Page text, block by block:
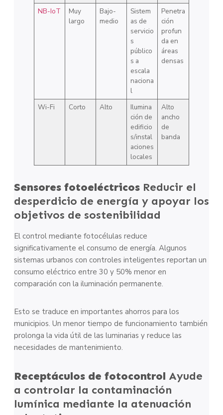
NB-IoT
Muy
largo
Bajo-
medio
Sistem
as de
servicio
s
público
s a
escala
naciona
l
Penetra
ción
profun
da en
áreas
densas
Wi-Fi Corto Alto
Ilumina
ción de
edificio
s/instal
aciones
locales
Alto
ancho
de
banda
Sensores fotoeléctricos Reducir el
desperdicio de energía y apoyar los
objetivos de sostenibilidad
El control mediante fotocélulas reduce
significativamente el consumo de energía. Algunos
sistemas urbanos con controles inteligentes reportan un
consumo eléctrico entre 30 y 50% menor en
comparación con la iluminación permanente.
Esto se traduce en importantes ahorros para los
municipios. Un menor tiempo de funcionamiento también
prolonga la vida útil de las luminarias y reduce las
necesidades de mantenimiento.
Receptáculos de fotocontrol Ayude
a controlar la contaminación
lumínica mediante la atenuación